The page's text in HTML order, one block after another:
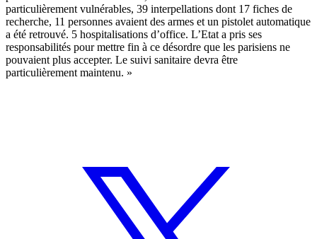
particulièrement vulnérables, 39 interpellations dont 17 fiches de
recherche, 11 personnes avaient des armes et un pistolet automatique
a été retrouvé. 5 hospitalisations d’office. L’Etat a pris ses
responsabilités pour mettre fin à ce désordre que les parisiens ne
pouvaient plus accepter. Le suivi sanitaire devra être
particulièrement maintenu. »